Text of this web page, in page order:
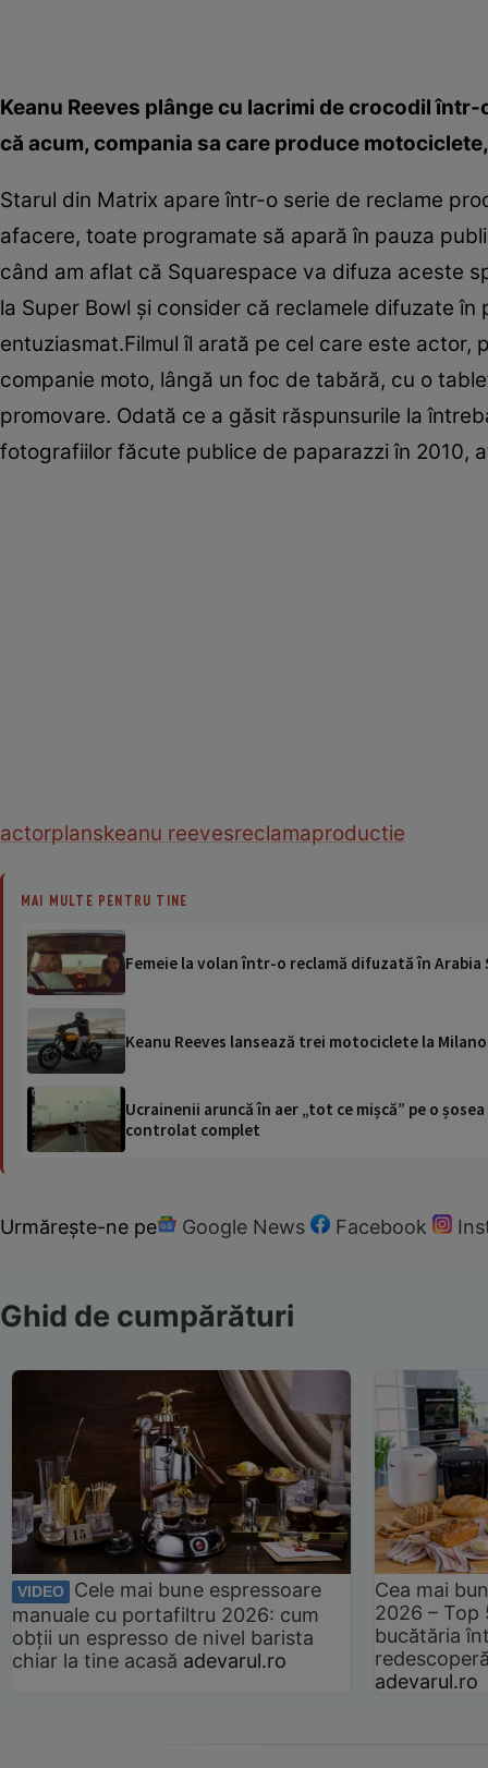
Keanu Reeves plânge cu lacrimi de crocodil
că acum, compania sa care produce
Starul din Matrix apare într-o serie de reclame
afacere, toate programate să apară în pauza
când am aflat că Squarespace va difuza aceste
la Super Bowl şi consider că reclamele difuzate
entuziasmat.Filmul îl arată pe cel care este
companie moto, lângă un foc de tabără, cu o
promovare. Odată ce a găsit răspunsurile la
fotografiilor făcute publice de paparazzi în 2010,
actorplanskeanu reevesreclamaproductie
MAI MULTE PENTRU TINE
Femeie la volan într-o reclamă difuzată în Arabia
Keanu Reeves lansează trei motociclete la Milano
Ucrainenii aruncă în aer „tot ce mișcă” pe o
controlat complet
Urmărește-ne pe Google News Facebook
Ghid de cumpărături
VIDEO
Cele mai bune espressoare
manuale cu portafiltru 2026: cum
obții un espresso de nivel barista
chiar la tine acasă adevarul.ro
Cea mai
2026 –
bucătăria
adevarul.ro